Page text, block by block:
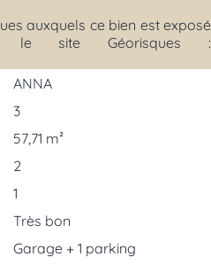
auxquels ce bien est exposé
le site Géorisques :
ANNA
3
57,71 m²
2
1
Très bon
Garage + 1 parking